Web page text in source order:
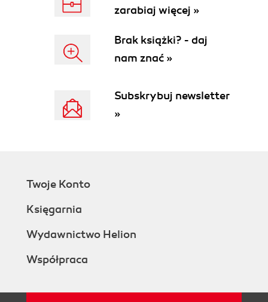
zarabiaj więcej »
Brak książki? - daj
nam znać »
Subskrybuj newsletter
»
Twoje Konto
Księgarnia
Wydawnictwo Helion
Współpraca